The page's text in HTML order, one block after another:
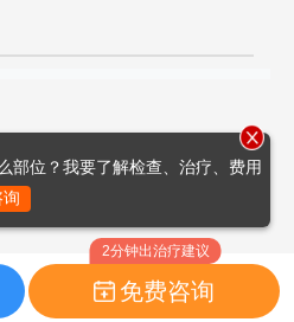
2分钟出治疗建议
免费咨询
部位？我要了解检查、治疗、费用